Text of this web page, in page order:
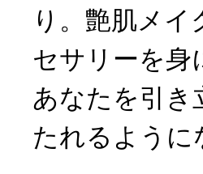
り。艶肌メ
セサリーを身
あなたを引き
たれるよう